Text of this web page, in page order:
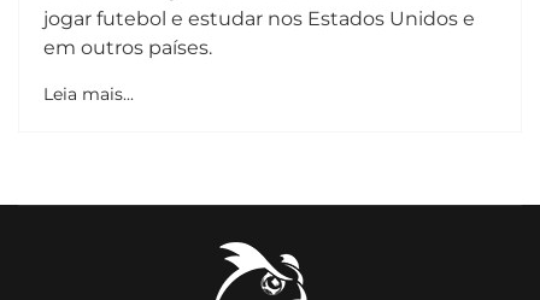
jogar futebol e estudar nos Estados Unidos e
em outros países.
Leia mais...